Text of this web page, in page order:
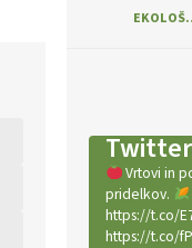
Twitter
Vrtovi in
pridelkov.
https://t.co/
https://t.co/